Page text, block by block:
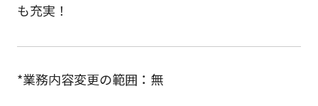
も充実！
*業務内容変更の範囲：無